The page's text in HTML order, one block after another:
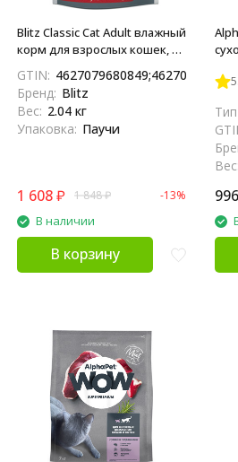
Blitz Classic Cat Adult влажный
корм для взрослых кошек, с
соусе, в паучах - 85 г x 24 шт
GTIN:
Бренд: Blitz
Вес: 2.04 кг
Упаковка: Паучи
1 608₽ 1 848₽ -13%
В наличии
В корзину
Вес:
996